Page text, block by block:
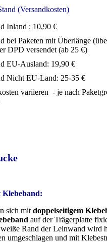
(Versandkosten)
Inland : 10,90 €
bei Paketen mit Überlänge
DPD versendet (ab 25 €)
EU-Ausland: 19,90 €
Nicht EU-Land: 25-35 €
variieren - je nach
sich mit doppelseitigem
auf der Trägerplatte
Rand der Leinwand wird
umgeschlagen und mit